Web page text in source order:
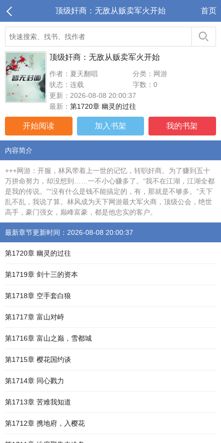
顶级奸商：无敌从贩卖军火开始 首页
顶级奸商：无敌从贩卖军火开始
作者：夏天翻唱
分类：网游
状态：连载
字数：0
更新：2026-08-08 20:00:37
最新： 第1720章 幽灵的过往
开始阅读 加入书架 我的书架
内容简介
+++网游：开服，林风带着上一世的记忆，转职奸商。为了赚到五十
万拼命努力，却没想到……一不小心赚多了。“我不在江湖，江湖全都
是我的传说。”“没有什么是钱不能搞定的，有，那就是不够多。”天下
乱不乱，我说了算。林风成为天下网游最大军火商，顶级公会，绝世
高手，豪门强女，巅峰富豪，都是他忠实的客户。
最新章节更新时间：2026-08-08 20:00:37
第1720章 幽灵的过往
第1719章 剑十三的资本
第1718章 空手套白狼
第1717章 富山对峙
第1716章 富山之巅，雪都城
第1715章 樱花国约谈
第1714章 同心戮力
第1713章 苦难我知道
第1712章 携地府，入樱花